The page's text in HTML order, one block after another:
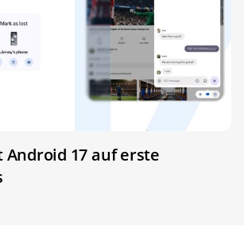
Android 17 auf erste